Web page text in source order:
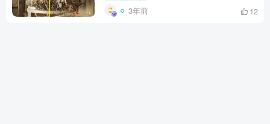
3年前 12